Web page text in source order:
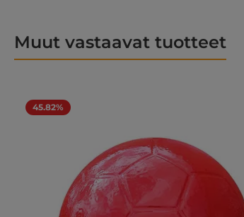
Muut vastaavat tuotteet
45.82%